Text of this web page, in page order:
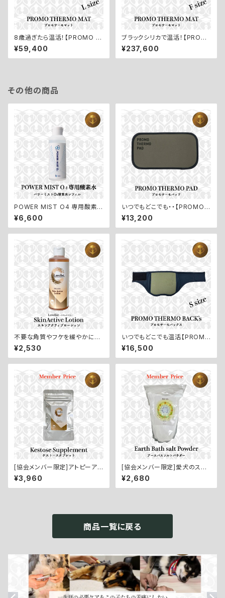
8歳過ぎたら温活！【PROMO T
HERMO MAT／プロモサーモ
マット：Lサイズ】
¥59,400
ブラックシリカで温活！【PROM
O THERMO MAT／プロモサ
ーモマット：Fサイズ】
¥237,600
その他の商品
POWER MIST O4 専用酸素
水レフィル【パワーミストO4／高
濃度酸素水レフィル】
¥6,600
いつでもどこでも・・【PROMO
THERMO PAD／プロモサーモ
パッド】
¥13,200
不要な角質やフケを緩やかに解
消【SkinActive Lotion／スキ
ンアクティブローション：200m
l】
¥2,530
いつでもどこでも温活【PROMO
THERMO Back's／プロモサ
ーモバックス Sサイズ】
¥16,500
[協会メンバー限定]アトピーアレ
ルギーなどトラブル肌のインナ
ーケアに【Kestose Supplem
ent／オリゴ糖サプリメント：60
¥3,960
[協会メンバー限定]愛犬のスキ
ンケアに！タラソテラピー岩塩【E
ath Bath Salt Powder／アー
スバスソルトパウダー：１kg】
¥2,680
商品一覧に戻る